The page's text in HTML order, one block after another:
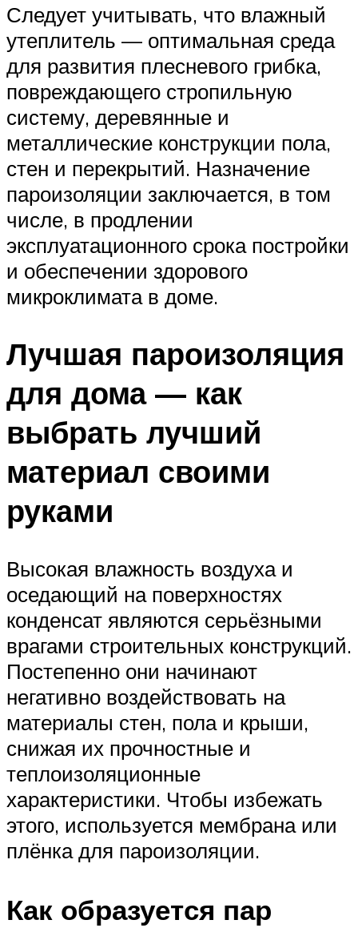
Следует учитывать, что влажный
утеплитель — оптимальная среда
для развития плесневого грибка,
повреждающего стропильную
систему, деревянные и
металлические конструкции пола,
стен и перекрытий. Назначение
пароизоляции заключается, в том
числе, в продлении
эксплуатационного срока постройки
и обеспечении здорового
микроклимата в доме.
Лучшая пароизоляция
для дома — как
выбрать лучший
материал своими
руками
Высокая влажность воздуха и
оседающий на поверхностях
конденсат являются серьёзными
врагами строительных конструкций.
Постепенно они начинают
негативно воздействовать на
материалы стен, пола и крыши,
снижая их прочностные и
теплоизоляционные
характеристики. Чтобы избежать
этого, используется мембрана или
плёнка для пароизоляции.
Как образуется пар